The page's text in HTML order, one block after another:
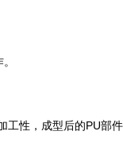
性，成型后的PU部